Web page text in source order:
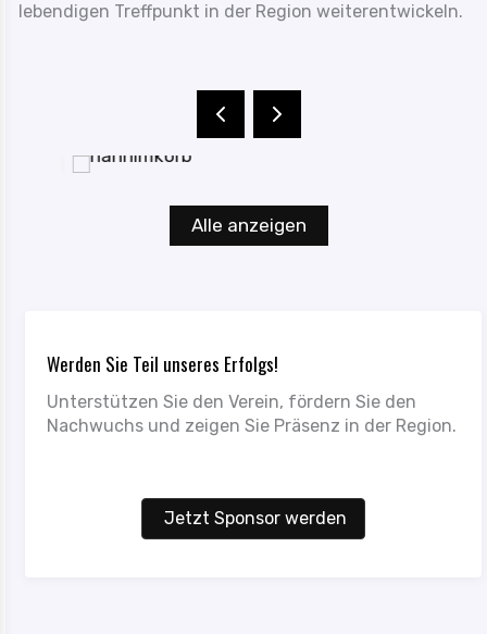
lebendigen Treffpunkt in der Region weiterentwickeln.
Alle anzeigen
Werden Sie Teil unseres Erfolgs!
Unterstützen Sie den Verein, fördern Sie den
Nachwuchs und zeigen Sie Präsenz in der Region.
Jetzt Sponsor werden